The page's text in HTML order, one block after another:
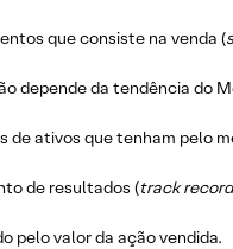
que consiste na venda (
depende da tendência do
de ativos que tenham pelo
de resultados (track record
pelo valor da ação vendida.